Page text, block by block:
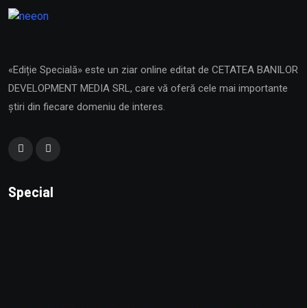
«Ediție Specială» este un ziar online editat de CETATEA BANILOR
DEVELOPMENT MEDIA SRL, care vă oferă cele mai importante
știri din fiecare domeniu de interes.
Special